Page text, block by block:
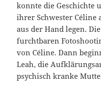
konnte die Geschichte
ihrer Schwester
aus der Hand legen.
furchtbaren
von Céline. Dann
Leah, die
psychisch kranke